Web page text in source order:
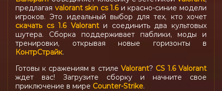
предлагая valorant skin cs 1.6и красно-синие модели
игроков. Это идеальный выбор для тех, кто хочет
скачать cs 1.6 Valorantи соединить два культовых
шутера. Сборка поддерживает паблики, моды и
тренировки, открывая новые горизонты в
КонтрСтрайк.
Готовы к сражениям в стиле Valorant? CS 1.6 Valorant
ждет вас! Загрузите сборку и начните свое
приключение в мире Counter-Strike.